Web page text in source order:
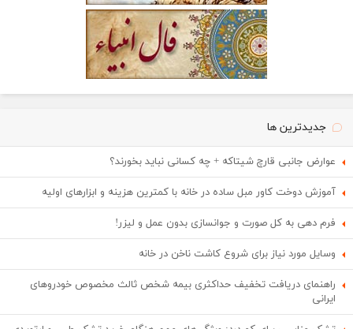
جدیدترین ها
عوارض جانبی قارچ شیتاکه + چه کسانی نباید بخورند؟
آموزش دوخت کاور مبل ساده در خانه با کمترین هزینه و ابزارهای اولیه
فرم دهی به کل صورت و جوانسازی بدون عمل و لیزر!
وسایل مورد نیاز برای شروع کاشت ناخن در خانه
راهنمای دریافت تخفیف حداکثری بیمه شخص ثالث مخصوص خودروهای
ایرانی